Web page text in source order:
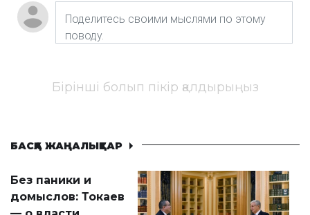
Бірінші болып пікір қалдырыңыз
БАСҚА ЖАҢАЛЫҚТАР
Без паники и
домыслов: Токаев